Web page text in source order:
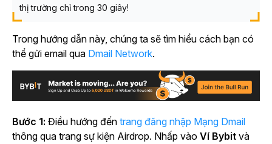
thị trường chỉ trong 30 giây!
Trong hướng dẫn này, chúng ta sẽ tìm hiểu cách bạn có
thể gửi email qua Dmail Network.
Bước 1: Điều hướng đến trang đăng nhập Mạng Dmail
thông qua trang sự kiện Airdrop. Nhấp vào Ví Bybit và